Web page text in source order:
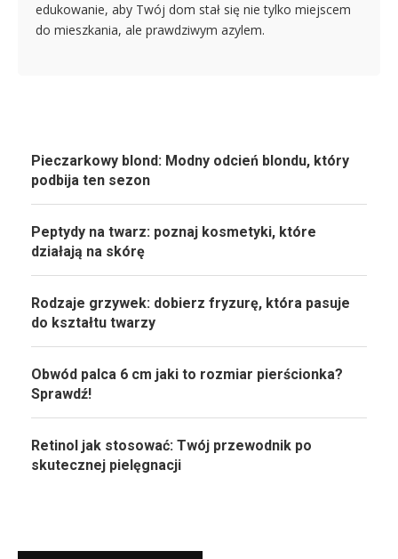
edukowanie, aby Twój dom stał się nie tylko miejscem
do mieszkania, ale prawdziwym azylem.
Pieczarkowy blond: Modny odcień blondu, który
podbija ten sezon
Peptydy na twarz: poznaj kosmetyki, które
działają na skórę
Rodzaje grzywek: dobierz fryzurę, która pasuje
do kształtu twarzy
Obwód palca 6 cm jaki to rozmiar pierścionka?
Sprawdź!
Retinol jak stosować: Twój przewodnik po
skutecznej pielęgnacji